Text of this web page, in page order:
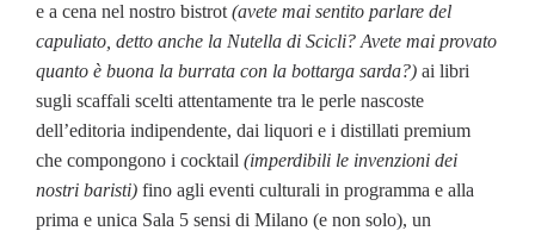
e a cena nel nostro bistrot (avete mai sentito parlare del
capuliato, detto anche la Nutella di Scicli? Avete mai provato
quanto è buona la burrata con la bottarga sarda?) ai libri
sugli scaffali scelti attentamente tra le perle nascoste
dell’editoria indipendente, dai liquori e i distillati premium
che compongono i cocktail (imperdibili le invenzioni dei
nostri baristi) fino agli eventi culturali in programma e alla
prima e unica Sala 5 sensi di Milano (e non solo), un